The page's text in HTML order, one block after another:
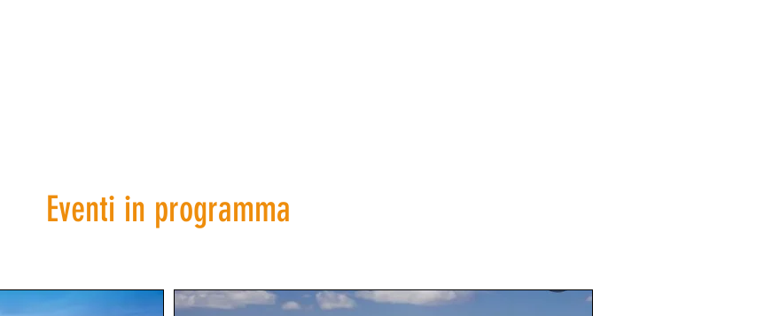
Eventi in programma